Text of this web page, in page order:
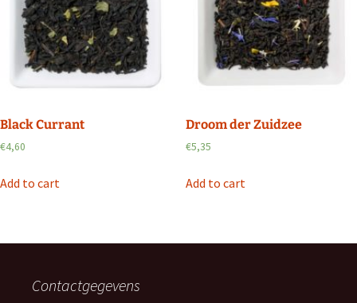
Black Currant
€4,60
Add to cart
Droom der Zuidzee
€5,35
Add to cart
Contactgegevens